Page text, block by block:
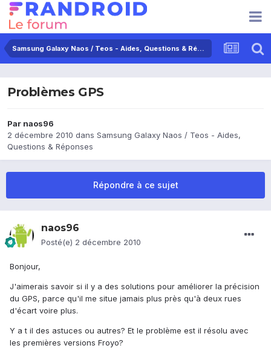
Samsung Galaxy Naos / Teos - Aides, Questions & Réponses
Problèmes GPS
Par naos96
2 décembre 2010 dans Samsung Galaxy Naos / Teos - Aides,
Questions & Réponses
Répondre à ce sujet
naos96
Posté(e) 2 décembre 2010
Bonjour,
J'aimerais savoir si il y a des solutions pour améliorer la précision
du GPS, parce qu'il me situe jamais plus près qu'à deux rues
d'écart voire plus.
Y a t il des astuces ou autres? Et le problème est il résolu avec
les premières versions Froyo?